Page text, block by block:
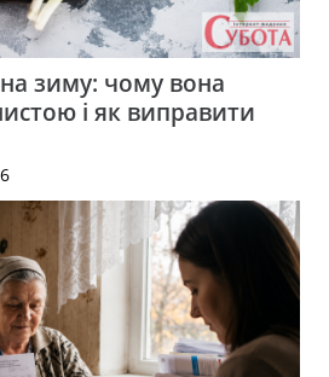
зиму: чому вона
і як виправити